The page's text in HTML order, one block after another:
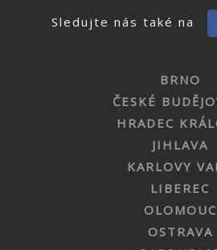
Sledujte nás také na
BRNO
ČESKÉ
HRADEC
JIHLAVA
KARLOVY
LIBEREC
OLOMOUC
OSTRAVA